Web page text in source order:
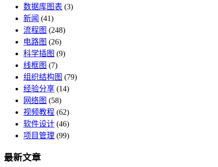
数据库图表 (3)
新闻 (41)
流程图 (248)
电路图 (26)
科学插图 (9)
线框图 (7)
组织结构图 (79)
经验分享 (14)
网络图 (58)
视频教程 (62)
软件设计 (46)
项目管理 (99)
最新文章